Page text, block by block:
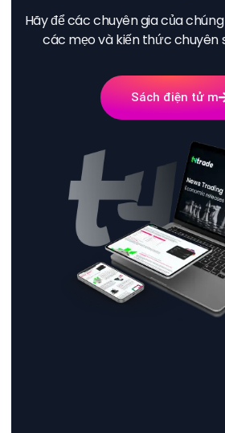
Hãy để các chuyên gia của
các mẹo và kiến ​​thức chuyên
Sách điện tử m